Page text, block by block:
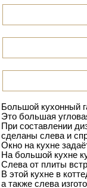
Большой кухонный
Это большая
При составлении
сделаны слева и
Окно на кухне
На большой кухне
Слева от плиты
В этой кухне в
а также слева